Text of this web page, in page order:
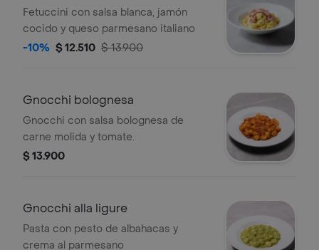
Fetuccini con salsa blanca, jamón
cocido y queso parmesano italiano
-10% $ 12.510 $ 13.900
Gnocchi bolognesa
Gnocchi con salsa bolognesa de
carne molida y tomate.
$ 13.900
Gnocchi alla ligure
Pasta con pesto de albahacas y
crema al parmesano